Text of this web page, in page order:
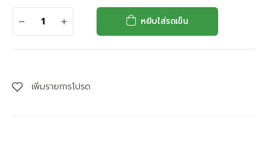
หยิบใส่รถเข็น
เพิ่มรายการโปรด